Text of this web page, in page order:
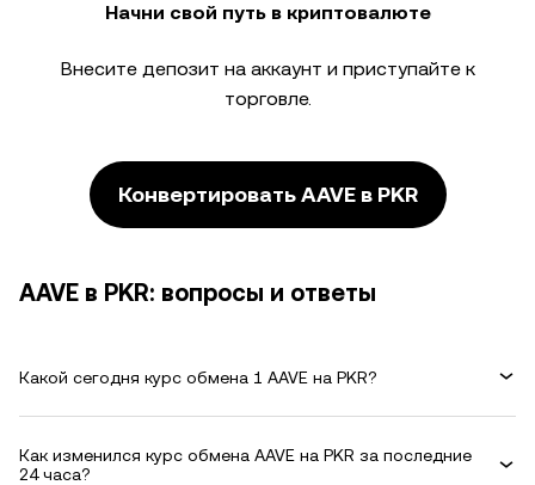
Начни свой путь в криптовалюте
Внесите депозит на аккаунт и приступайте к
торговле.
Конвертировать AAVE в PKR
AAVE в PKR: вопросы и ответы
Какой сегодня курс обмена 1 AAVE на PKR?
Как изменился курс обмена AAVE на PKR за последние
24 часа?